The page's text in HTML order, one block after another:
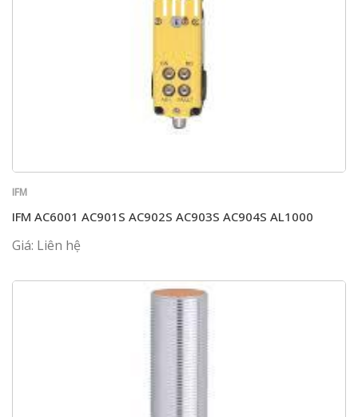
IFM
IFM AC6001 AC901S AC902S AC903S AC904S AL1000
Giá: Liên hệ